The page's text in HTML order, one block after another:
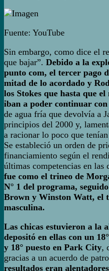
Fuente: YouTube
Sin embargo, como dice el
que bajar”. Debido a la
punto com, el tercer pago
mitad de lo acordado y
los Stokes que hasta que
iban a poder continuar con
de agua fría que devolvía a
principios del 2000 y,
a racionar lo poco que
Se estableció un orden de
financiamiento según el
últimas competencias en las
fue como el trineo de
N° 1 del programa,
Brown y Winston Watt, el
masculina.
Las chicas estuvieron a la
depositó en ellas con un
y 18° puesto en Park City,
gracias a un acuerdo de
resultados eran